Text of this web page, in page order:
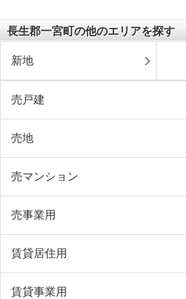
長生郡一宮町の他のエリアを探す
新地
売戸建
売地
売マンション
売事業用
賃貸居住用
賃貸事業用